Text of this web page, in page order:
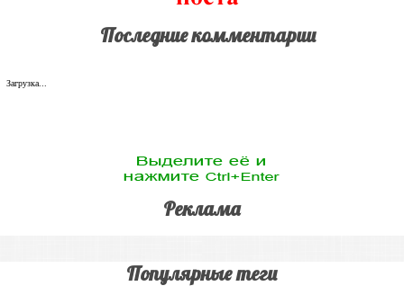
Последние комментарии
Загрузка...
Реклама
Популярные теги